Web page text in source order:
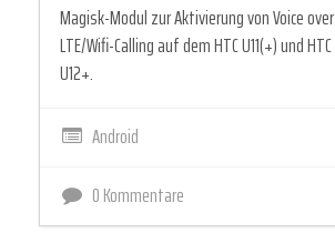
Magisk-Modul zur Aktivierung von Voice over
LTE/Wifi-Calling auf dem HTC U11(+) und HTC
U12+.
Android
0 Kommentare